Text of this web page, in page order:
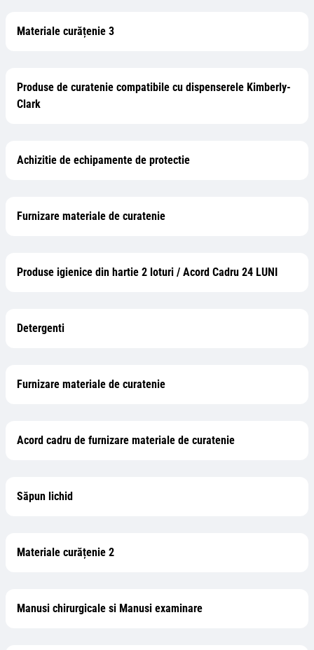
Materiale curățenie 3
Produse de curatenie compatibile cu dispenserele Kimberly-
Clark
Achizitie de echipamente de protectie
Furnizare materiale de curatenie
Produse igienice din hartie 2 loturi / Acord Cadru 24 LUNI
Detergenti
Furnizare materiale de curatenie
Acord cadru de furnizare materiale de curatenie
Săpun lichid
Materiale curățenie 2
Manusi chirurgicale si Manusi examinare